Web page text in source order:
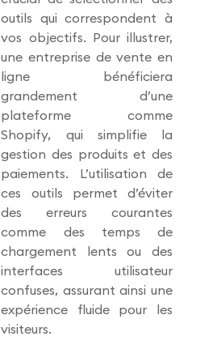
outils qui correspondent à
vos objectifs. Pour illustrer,
une entreprise de vente en
ligne bénéficiera
grandement d’une
plateforme comme
Shopify, qui simplifie la
gestion des produits et des
paiements. L’utilisation de
ces outils permet d’éviter
des erreurs courantes
comme des temps de
chargement lents ou des
interfaces utilisateur
confuses, assurant ainsi une
expérience fluide pour les
visiteurs.